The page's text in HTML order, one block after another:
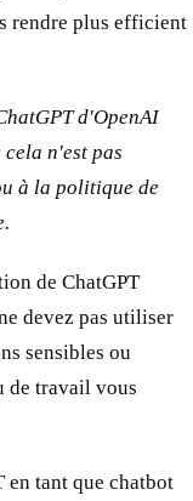
rendre plus efficient
d'OpenAI
cela n'est pas
à la politique de
de ChatGPT
devez pas utiliser
sensibles ou
de travail vous
en tant que chatbot